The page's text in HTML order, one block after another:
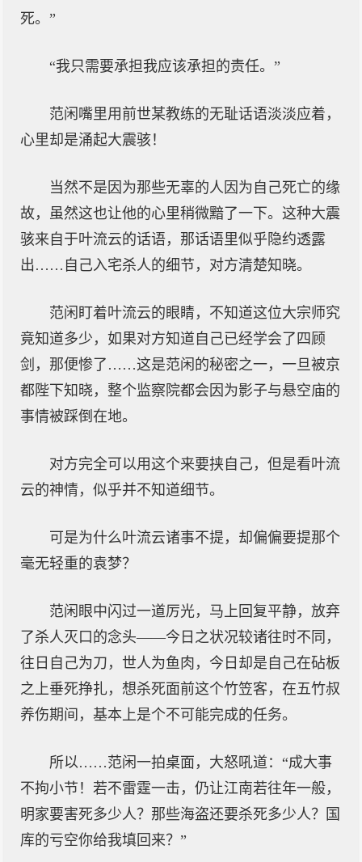
死。”
“我只需要承担我应该承担的责任。”
范闲嘴里用前世某教练的无耻话语淡淡应着，
心里却是涌起大震骇！
当然不是因为那些无辜的人因为自己死亡的缘
故，虽然这也让他的心里稍微黯了一下。这种大震
骇来自于叶流云的话语，那话语里似乎隐约透露
出……自己入宅杀人的细节，对方清楚知晓。
范闲盯着叶流云的眼睛，不知道这位大宗师究
竟知道多少，如果对方知道自己已经学会了四顾
剑，那便惨了……这是范闲的秘密之一，一旦被京
都陛下知晓，整个监察院都会因为影子与悬空庙的
事情被踩倒在地。
对方完全可以用这个来要挟自己，但是看叶流
云的神情，似乎并不知道细节。
可是为什么叶流云诸事不提，却偏偏要提那个
毫无轻重的袁梦？
范闲眼中闪过一道厉光，马上回复平静，放弃
了杀人灭口的念头——今日之状况较诸往时不同，
往日自己为刀，世人为鱼肉，今日却是自己在砧板
之上垂死挣扎，想杀死面前这个竹笠客，在五竹叔
养伤期间，基本上是个不可能完成的任务。
所以……范闲一拍桌面，大怒吼道：“成大事
不拘小节！若不雷霆一击，仍让江南若往年一般，
明家要害死多少人？那些海盗还要杀死多少人？国
库的亏空你给我填回来？”